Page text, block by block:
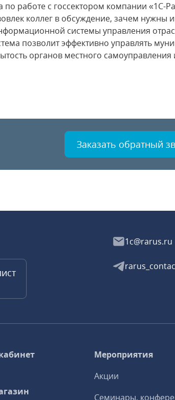
по работе с госсектором компании «1С-
коллег в обсуждение, зачем
системы управления
позволит эффективно управлять
органов местного
Заказать обратный
1c@rarus.ru
Мероприятия
Акции
Семинары,